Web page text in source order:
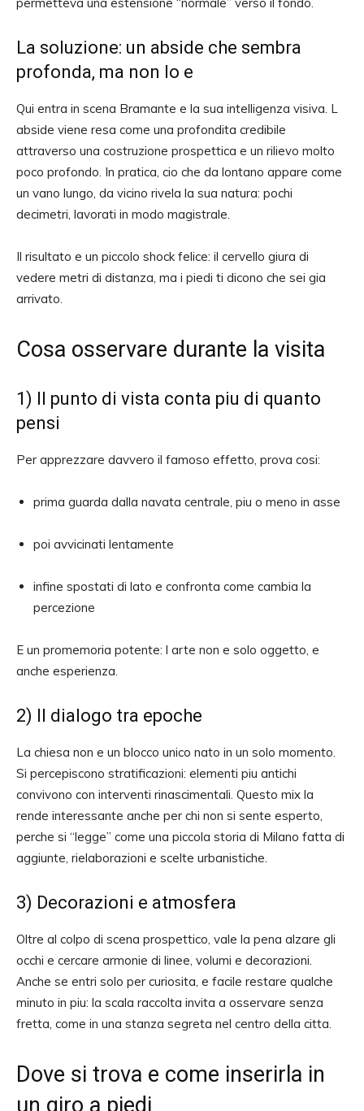
La soluzione: un abside che sembra
profonda, ma non lo e
Qui entra in scena Bramante e la sua intelligenza visiva. L
abside viene resa come una profondita credibile
attraverso una costruzione prospettica e un rilievo molto
poco profondo. In pratica, cio che da lontano appare come
un vano lungo, da vicino rivela la sua natura: pochi
decimetri, lavorati in modo magistrale.
Il risultato e un piccolo shock felice: il cervello giura di
vedere metri di distanza, ma i piedi ti dicono che sei gia
arrivato.
Cosa osservare durante la visita
1) Il punto di vista conta piu di quanto
pensi
Per apprezzare davvero il famoso effetto, prova cosi:
prima guarda dalla navata centrale, piu o meno in asse
poi avvicinati lentamente
infine spostati di lato e confronta come cambia la
percezione
E un promemoria potente: l arte non e solo oggetto, e
anche esperienza.
2) Il dialogo tra epoche
La chiesa non e un blocco unico nato in un solo momento.
Si percepiscono stratificazioni: elementi piu antichi
convivono con interventi rinascimentali. Questo mix la
rende interessante anche per chi non si sente esperto,
perche si “legge” come una piccola storia di Milano fatta di
aggiunte, rielaborazioni e scelte urbanistiche.
3) Decorazioni e atmosfera
Oltre al colpo di scena prospettico, vale la pena alzare gli
occhi e cercare armonie di linee, volumi e decorazioni.
Anche se entri solo per curiosita, e facile restare qualche
minuto in piu: la scala raccolta invita a osservare senza
fretta, come in una stanza segreta nel centro della citta.
Dove si trova e come inserirla in
un giro a piedi